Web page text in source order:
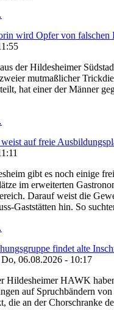
wird Opfer von falschen
der Hildesheimer
mutmaßlicher
hat einer der Männer
auf freie
gibt es noch einige
im erweiterten
Darauf weist die
Gaststätten hin. So
findet alte
Do, 06.08.2026 - 10:17
Hildesheimer HAWK
auf Spruchbändern
die an der Chorschranke